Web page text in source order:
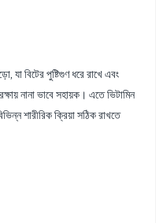
বিটের পুষ্টিগুণ ধরে রাখে এবং
নানা ভাবে সহায়ক। এতে ভিটামিন
শারীরিক ক্রিয়া সঠিক রাখতে